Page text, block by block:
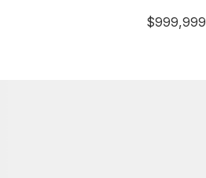
$999,999